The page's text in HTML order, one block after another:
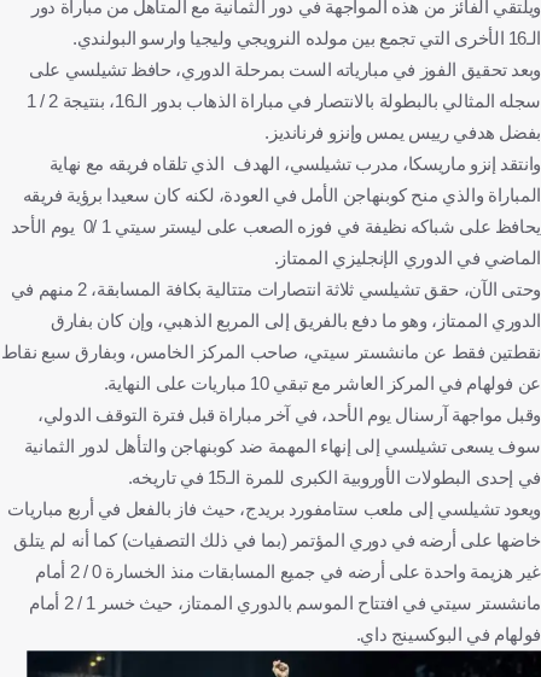
ياجييلونيا بياليوستوك
بولندا كوبنهاجن
الدانمرك
ليجيا فارسزاوا
سويسرا رابيد فيينا
النمسا
بوراك باينيالوكا
البوسنة والهرسك بافوس
قبرص
كرة قدم
ويلتقي الفائز من هذه المواجهة في دور الثمانية مع المتأهل من مباراة دور
الـ16 الأخرى التي تجمع بين مولده النرويجي وليجيا وارسو البولندي.
وبعد تحقيق الفوز في مبارياته الست بمرحلة الدوري، حافظ تشيلسي على
سجله المثالي بالبطولة بالانتصار في مباراة الذهاب بدور الـ16، بنتيجة 2 / 1
بفضل هدفي رييس يمس وإنزو فرنانديز.
وانتقد إنزو ماريسكا، مدرب تشيلسي، الهدف الذي تلقاه فريقه مع نهاية
المباراة والذي منح كوبنهاجن الأمل في العودة، لكنه كان سعيدا برؤية فريقه
يحافظ على شباكه نظيفة في فوزه الصعب على ليستر سيتي 1 /0 يوم الأحد
الماضي في الدوري الإنجليزي الممتاز.
وحتى الآن، حقق تشيلسي ثلاثة انتصارات متتالية بكافة المسابقة، 2 منهم في
الدوري الممتاز، وهو ما دفع بالفريق إلى المربع الذهبي، وإن كان بفارق
نقطتين فقط عن مانشستر سيتي، صاحب المركز الخامس، وبفارق سبع نقاط
عن فولهام في المركز العاشر مع تبقي 10 مباريات على النهاية.
وقبل مواجهة آرسنال يوم الأحد، في آخر مباراة قبل فترة التوقف الدولي،
سوف يسعى تشيلسي إلى إنهاء المهمة ضد كوبنهاجن والتأهل لدور الثمانية
في إحدى البطولات الأوروبية الكبرى للمرة الـ15 في تاريخه.
ويعود تشيلسي إلى ملعب ستامفورد بريدج، حيث فاز بالفعل في أربع مباريات
خاضها على أرضه في دوري المؤتمر (بما في ذلك التصفيات) كما أنه لم يتلق
غير هزيمة واحدة على أرضه في جميع المسابقات منذ الخسارة 0 / 2 أمام
مانشستر سيتي في افتتاح الموسم بالدوري الممتاز، حيث خسر 1 / 2 أمام
فولهام في البوكسينج داي.